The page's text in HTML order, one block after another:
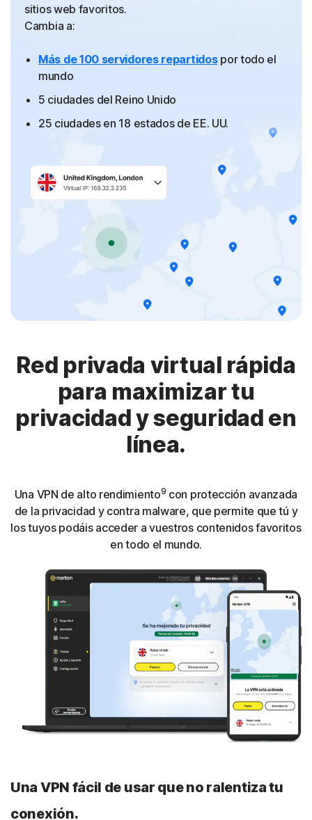
sitios web favoritos.
Cambia a:
Más de 100 servidores repartidospor todo el
mundo
5 ciudades del Reino Unido
25 ciudades en 18 estados de EE. UU.
Red privada virtual rápida
para maximizar tu
privacidad y seguridad en
línea.
Una VPN de alto rendimiento9 con protección avanzada
de la privacidad y contra malware, que permite que tú y
los tuyos podáis acceder a vuestros contenidos favoritos
en todo el mundo.
Una VPN fácil de usar que no ralentiza tu
conexión.